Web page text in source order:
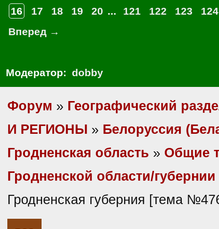
16 17 18 19 20 ... 121 122 123
124
Вперед →
Модератор: dobby
Форум » Географический
И РЕГИОНЫ » Белоруссия
Гродненская область » Общие
Гродненской области/губернии
Гродненская губерния [тема